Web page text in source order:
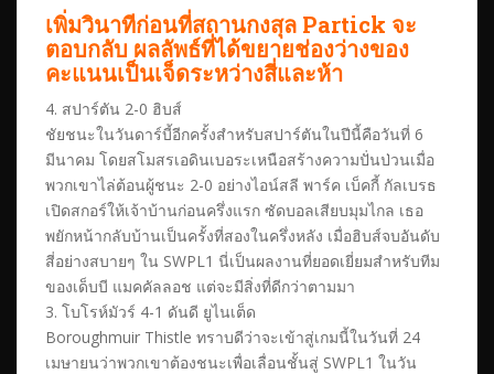
เพิ่มวินาทีก่อนที่สถานกงสุล Partick จะ
ตอบกลับ ผลลัพธ์ที่ได้ขยายช่องว่างของ
คะแนนเป็นเจ็ดระหว่างสี่และห้า
4. สปาร์ตัน 2-0 ฮิบส์
ชัยชนะในวันดาร์บี้อีกครั้งสำหรับสปาร์ตันในปีนี้คือวันที่ 6
มีนาคม โดยสโมสรเอดินเบอระเหนือสร้างความปั่นป่วนเมื่อ
พวกเขาไล่ต้อนผู้ชนะ 2-0 อย่างไอน์สลี พาร์ค เบ็คกี้ กัลเบรธ
เปิดสกอร์ให้เจ้าบ้านก่อนครึ่งแรก ซัดบอลเสียบมุมไกล เธอ
พยักหน้ากลับบ้านเป็นครั้งที่สองในครึ่งหลัง เมื่อฮิบส์จบอันดับ
สี่อย่างสบายๆ ใน SWPL1 นี่เป็นผลงานที่ยอดเยี่ยมสำหรับทีม
ของเด็บบี แมคคัลลอช แต่จะมีสิ่งที่ดีกว่าตามมา
3. โบโรห์มัวร์ 4-1 ดันดี ยูไนเต็ด
Boroughmuir Thistle ทราบดีว่าจะเข้าสู่เกมนี้ในวันที่ 24
เมษายนว่าพวกเขาต้องชนะเพื่อเลื่อนชั้นสู่ SWPL1 ในวัน